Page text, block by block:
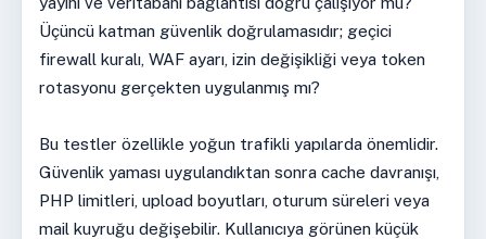
Üçüncü katman güvenlik doğrulamasıdır; geçici
firewall kuralı, WAF ayarı, izin değişikliği veya token
rotasyonu gerçekten uygulanmış mı?
Bu testler özellikle yoğun trafikli yapılarda önemlidir.
Güvenlik yaması uygulandıktan sonra cache davranışı,
PHP limitleri, upload boyutları, oturum süreleri veya
mail kuyruğu değişebilir. Kullanıcıya görünen küçük